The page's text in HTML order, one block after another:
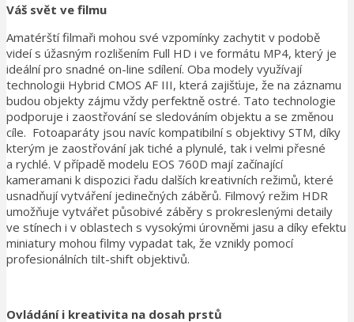
Váš svět ve filmu
Amatérští filmaři mohou své vzpomínky zachytit v podobě
videí s úžasným rozlišením Full HD i ve formátu MP4, který je
ideální pro snadné on-line sdílení. Oba modely využívají
technologii Hybrid CMOS AF III, která zajišťuje, že na záznamu
budou objekty zájmu vždy perfektně ostré. Tato technologie
podporuje i zaostřování se sledováním objektu a se změnou
cíle. Fotoaparáty jsou navíc kompatibilní s objektivy STM, díky
kterým je zaostřování jak tiché a plynulé, tak i velmi přesné
a rychlé. V případě modelu EOS 760D mají začínající
kameramani k dispozici řadu dalších kreativních režimů, které
usnadňují vytváření jedinečných záběrů. Filmový režim HDR
umožňuje vytvářet působivé záběry s prokreslenými detaily
ve stínech i v oblastech s vysokými úrovněmi jasu a díky efektu
miniatury mohou filmy vypadat tak, že vznikly pomocí
profesionálních tilt-shift objektivů.
Ovládání i kreativita na dosah prstů